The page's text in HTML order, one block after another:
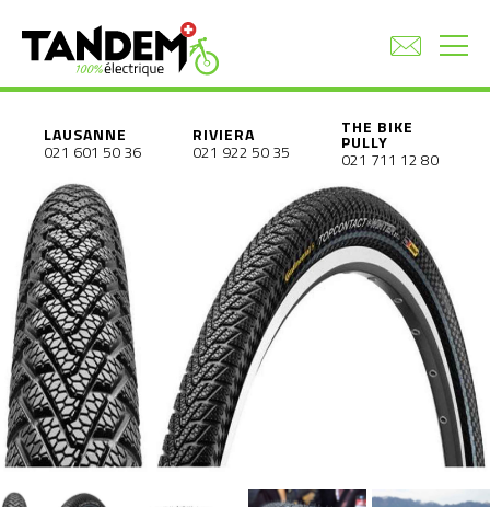
LAUSANNE
021 601 50 36
RIVIERA
021 922 50 35
THE BIKE
PULLY
021 711 12 80